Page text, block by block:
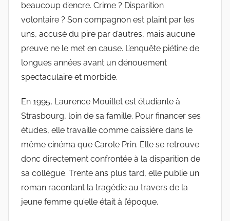
beaucoup d’encre. Crime ? Disparition
volontaire ? Son compagnon est plaint par les
uns, accusé du pire par d’autres, mais aucune
preuve ne le met en cause. L’enquête piétine de
longues années avant un dénouement
spectaculaire et morbide.
En 1995, Laurence Mouillet est étudiante à
Strasbourg, loin de sa famille. Pour financer ses
études, elle travaille comme caissière dans le
même cinéma que Carole Prin. Elle se retrouve
donc directement confrontée à la disparition de
sa collègue. Trente ans plus tard, elle publie un
roman racontant la tragédie au travers de la
jeune femme qu’elle était à l’époque.